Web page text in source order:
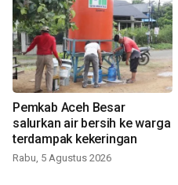
Pemkab Aceh Besar
salurkan air bersih ke warga
terdampak kekeringan
Rabu, 5 Agustus 2026